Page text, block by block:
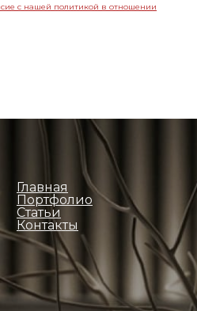
с нашей политикой в отношении
Главная
Портфолио
Статьи
Контакты